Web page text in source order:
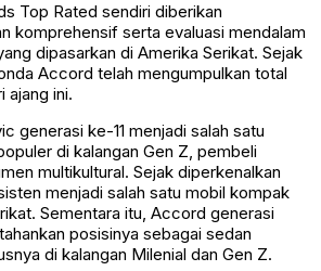
Top Rated sendiri diberikan
komprehensif serta evaluasi mendalam
dipasarkan di Amerika Serikat. Sejak
Accord telah mengumpulkan total
ajang ini.
generasi ke-11 menjadi salah satu
di kalangan Gen Z, pembeli
multikultural. Sejak diperkenalkan
menjadi salah satu mobil kompak
Sementara itu, Accord generasi
posisinya sebagai sedan
di kalangan Milenial dan Gen Z.